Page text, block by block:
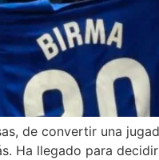
de convertir una
Ha llegado para